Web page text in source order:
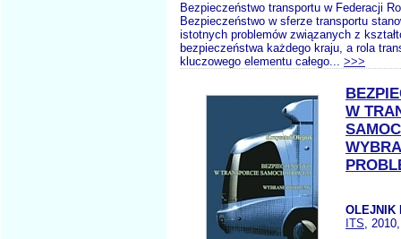
Bezpieczeństwo transportu w Federacji
Bezpieczeństwo w sferze transportu
istotnych problemów związanych z
bezpieczeństwa każdego kraju, a rola
kluczowego elementu całego... >>>
W
OLEJNIK
ITS,